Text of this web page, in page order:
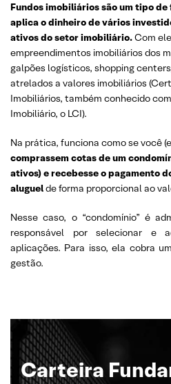
Fundos imobiliários são um tipo
aplica o dinheiro de vários
ativos do setor imobiliário.Com
empreendimentos imobiliários dos
galpões logísticos, shopping
atrelados a valores imobiliários
Imobiliários, também conhecido
Imobiliário, o LCI).
Na prática, funciona como se você
comprassem cotas de um
ativos) e recebesse o pagamento
aluguelde forma proporcional ao
Nesse caso, o “condomínio” é
responsável por selecionar e
aplicações. Para isso, ela cobra
gestão.
Carteira